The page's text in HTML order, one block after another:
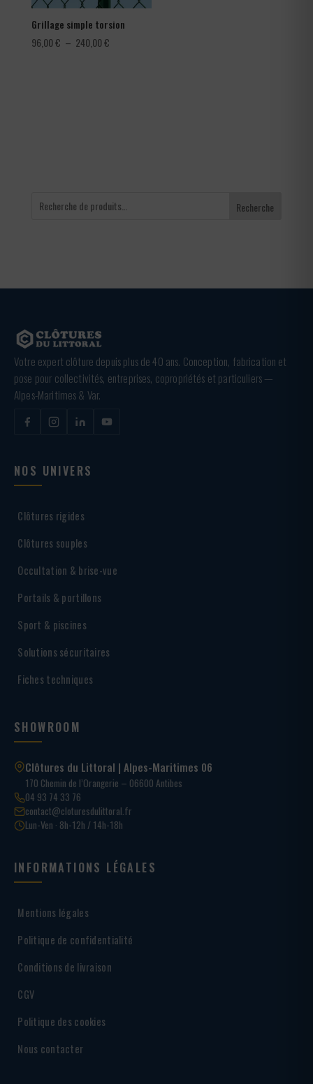
Grillage simple torsion
96,00€ – 240,00€Plage
Recherche
Votre expert clôture depuis plus de 40 ans. Conception, fabrication et
pose pour collectivités, entreprises, copropriétés et particuliers —
Alpes-Maritimes & Var.
NOS UNIVERS
Clôtures rigides
Clôtures souples
Occultation & brise-vue
Portails & portillons
Sport & piscines
Solutions sécuritaires
Fiches techniques
SHOWROOM
Clôtures du Littoral | Alpes-Maritimes 06
170 Chemin de l’Orangerie – 06600 Antibes
04 93 74 33 76
contact@cloturesdulittoral.fr
Lun-Ven · 8h-12h / 14h-18h
INFORMATIONS LÉGALES
Mentions légales
Politique de confidentialité
Conditions de livraison
CGV
Politique des cookies
Nous contacter